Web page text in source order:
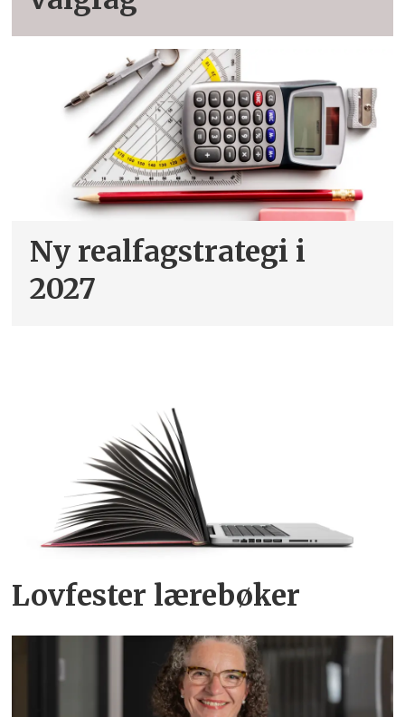
Ny realfagstrategi i
2027
Lovfester lærebøker